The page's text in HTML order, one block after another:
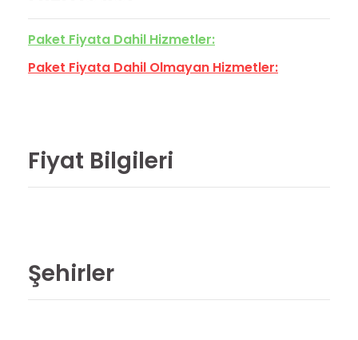
Paket Fiyata Dahil Hizmetler:
Paket Fiyata Dahil Olmayan Hizmetler:
Fiyat Bilgileri
Şehirler